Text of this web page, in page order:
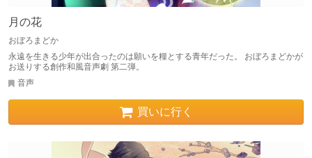
月の花
おぼろまどか
永遠を生きる少年が出合ったのは願いを糧とする青年だった。 おぼろまどかが
お送りする創作和風音声劇 第二弾。
音声
買いに行く